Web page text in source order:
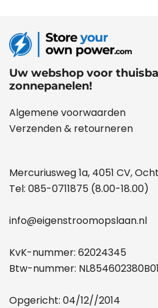
Uw webshop voor
zonnepanelen!
Algemene voorwaarden
Verzenden & retourneren
Mercuriusweg 1a, 4051 CV,
Tel: 085-0711875 (8.00-18.00)
info@eigenstroomopslaan.nl
KvK-nummer: 62024345
Btw-nummer: NL854602380B01
Opgericht: 04/12//2014